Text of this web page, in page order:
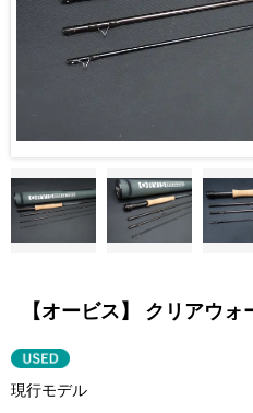
【オービス】 クリアウ
現行モデル